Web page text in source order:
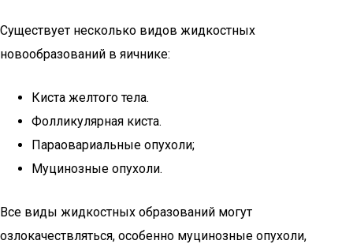
Существует несколько видов жидкостных
новообразований в яичнике:
Киста желтого тела.
Фолликулярная киста.
Параовариальные опухоли;
Муцинозные опухоли.
Все виды жидкостных образований могут
озлокачествляться, особенно муцинозные опухоли,